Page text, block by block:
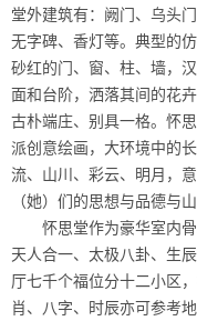
堂外建筑有：阙门、乌头
无字碑、香灯等。典型的
砂红的门、窗、柱、墙，
面和台阶，洒落其间的花
古朴端庄、别具一格。怀
派创意绘画，大环境中的
流、山川、彩云、明月，
（她）们的思想与品德与
怀思堂作为豪华室内
天人合一、太极八卦、生
厅七千个福位分十二小区
肖、八字、时辰亦可参考